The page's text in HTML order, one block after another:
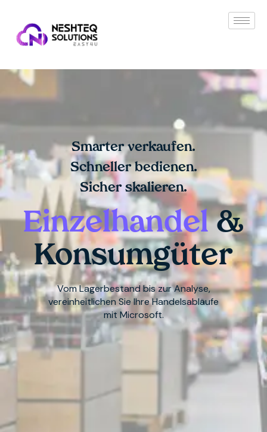
Smarter verkaufen.
Schneller bedienen.
Sicher skalieren.
Einzelhandel&
Konsumgüter
Vom Lagerbestand bis zur Analyse,
vereinheitlichen Sie Ihre Handelsabläufe
mit Microsoft.